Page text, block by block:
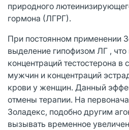
природного
гормона (ЛГРГ).
При постоянном применении
выделение гипофизом ЛГ ,
концентраций тестостерона в
мужчин и концентраций
крови у женщин. Данный
отмены терапии. На
Золадекс, подобно другим
вызывать временное